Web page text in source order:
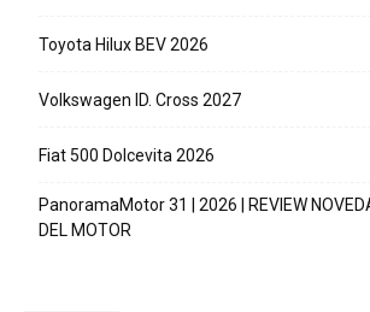
Toyota Hilux BEV 2026
Volkswagen ID. Cross 2027
Fiat 500 Dolcevita 2026
PanoramaMotor 31 | 2026 | REVIEW
DEL MOTOR